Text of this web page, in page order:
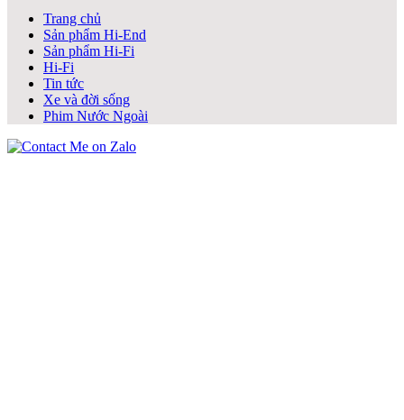
Trang chủ
Sản phẩm Hi-End
Sản phẩm Hi-Fi
Hi-Fi
Tin tức
Xe và đời sống
Phim Nước Ngoài